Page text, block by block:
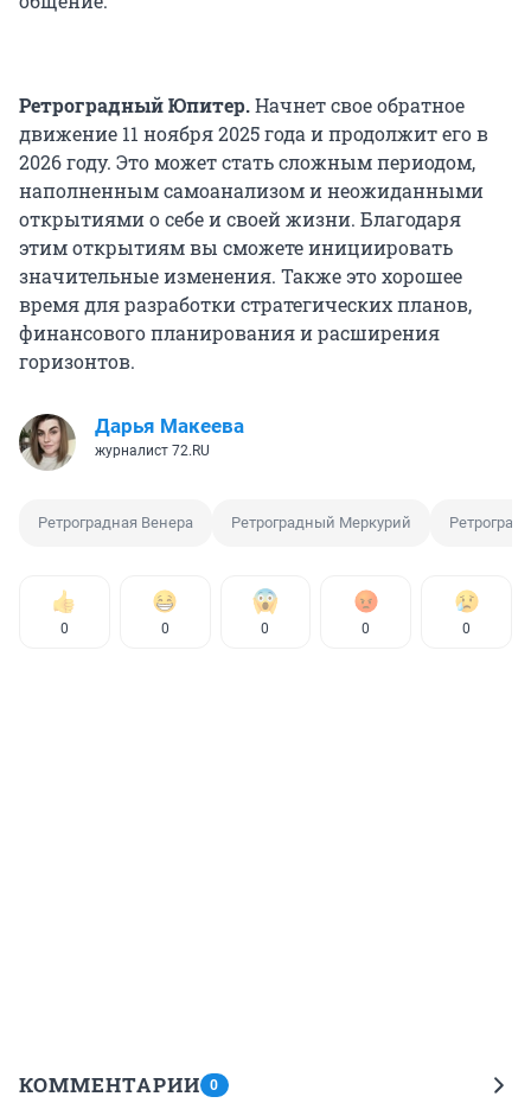
Ретроградный Юпитер.Начнет свое обратное
движение 11 ноября 2025 года и продолжит его в
2026 году. Это может стать сложным периодом,
наполненным самоанализом и неожиданными
открытиями о себе и своей жизни. Благодаря
этим открытиям вы сможете инициировать
значительные изменения. Также это хорошее
время для разработки стратегических планов,
финансового планирования и расширения
горизонтов.
Дарья Макеева
журналист 72.RU
Ретроградная Венера Ретроградный Меркурий
0 0 0 0 0
КОММЕНТАРИИ 0